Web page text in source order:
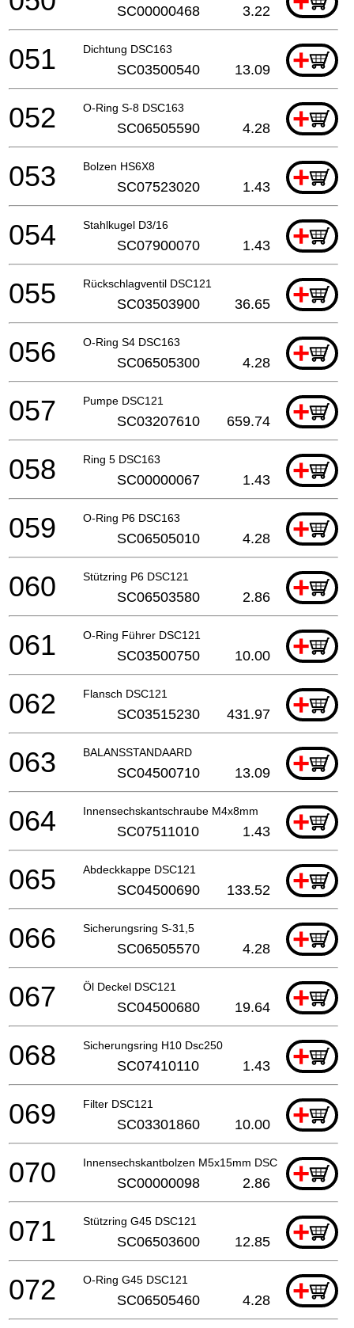
SC00000468 3.22
Dichtung DSC163 +
051 SC03500540 13.09
O-Ring S-8 DSC163 +
052 SC06505590 4.28
Bolzen HS6X8 +
053 SC07523020 1.43
Stahlkugel D3/16 +
054 SC07900070 1.43
Rückschlagventil DSC121 +
055 SC03503900 36.65
O-Ring S4 DSC163 +
056 SC06505300 4.28
Pumpe DSC121 +
057 SC03207610 659.74
Ring 5 DSC163 +
058 SC00000067 1.43
O-Ring P6 DSC163 +
059 SC06505010 4.28
Stützring P6 DSC121 +
060 SC06503580 2.86
O-Ring Führer DSC121 +
061 SC03500750 10.00
Flansch DSC121 +
062 SC03515230 431.97
BALANSSTANDAARD +
063 SC04500710 13.09
Innensechskantschraube M4x8mm +
064 SC07511010 1.43
Abdeckkappe DSC121 +
065 SC04500690 133.52
Sicherungsring S-31,5 +
066 SC06505570 4.28
Öl Deckel DSC121 +
067 SC04500680 19.64
Sicherungsring H10 Dsc250 +
068 SC07410110 1.43
Filter DSC121 +
069 SC03301860 10.00
Innensechskantbolzen M5x15mm DSC163+
070 SC00000098 2.86
Stützring G45 DSC121 +
071 SC06503600 12.85
O-Ring G45 DSC121 +
072 SC06505460 4.28